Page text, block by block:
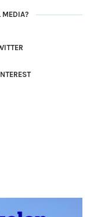
MEDIA?